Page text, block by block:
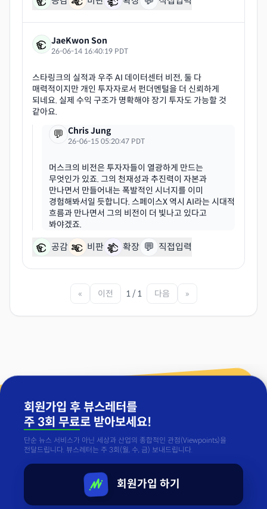
JaeKwon Son
26-06-14 16:40:19 PDT
스타링크의 실적과 우주 AI 데이터센터 비전, 둘 다
매력적이지만 개인 투자자로서 펀더멘털을 더 신뢰하게
되네요. 실제 수익 구조가 명확해야 장기 투자도 가능할 것
💬 Chris Jung
26-06-15 05:20:47 PDT
머스크의 비전은 투자자들이 열광하게 만드는
무엇인가 있죠. 그의 천재성과 추진력이 자본과
만나면서 만들어내는 폭발적인 시너지를 이미
경험해봐서일 듯합니다. 스페이스X 역시 AI라는 시대적
흐름과 만나면서 그의 비전이 더 빛나고 있다고
공감 비판 확장 💬 직접입력
« 이전 1 / 1 다음 »
회원가입 후 뷰스레터를
주 3회 무료로 받아보세요!
단순 뉴스 서비스가 아닌 세상과 산업의 종합적인 관점(Viewpoints)을
전달드립니다. 뷰스레터는 주 3회(월, 수, 금) 보내드립니다.
회원가입 하기